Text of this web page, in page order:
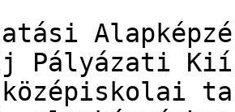
Pályázati